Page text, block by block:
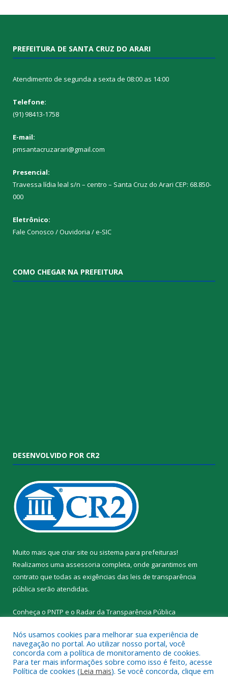
PREFEITURA DE SANTA CRUZ DO ARARI
Atendimento de segunda a sexta de 08:00 as 14:00
Telefone:
(91) 98413-1758
E-mail:
pmsantacruzarari@gmail.com
Presencial:
Travessa lídia leal s/n – centro – Santa Cruz do Arari CEP: 68.850-
000
Eletrônico:
Fale Conosco / Ouvidoria / e-SIC
COMO CHEGAR NA PREFEITURA
DESENVOLVIDO POR CR2
Muito mais que criar site ou sistema para prefeituras!
Realizamos uma assessoria completa, onde garantimos em
contrato que todas as exigências das leis de transparência
pública serão atendidas.
Conheça o PNTP e o Radar da Transparência Pública
Todos os direitos reservados a Prefeitura Municipal de Santa
Nós usamos cookies para melhorar sua experiência de
navegação no portal. Ao utilizar nosso portal, você
concorda com a política de monitoramento de cookies.
Para ter mais informações sobre como isso é feito, acesse
Política de cookies (Leia mais). Se você concorda, clique em